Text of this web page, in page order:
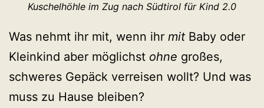
Kuschelhöhle im Zug nach Südtirol für Kind 2.0
Was nehmt ihr mit, wenn ihr mit Baby oder
Kleinkind aber möglichst ohne großes,
schweres Gepäck verreisen wollt? Und was
muss zu Hause bleiben?